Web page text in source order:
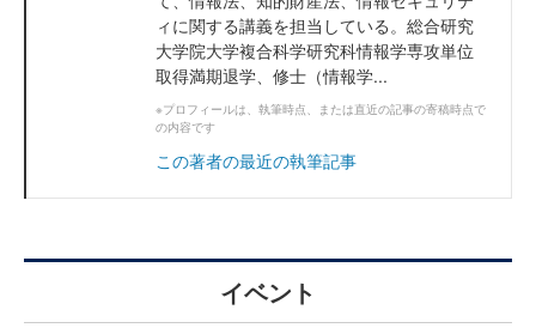
ィに関する講義を担当している。総合研究
大学院大学複合科学研究科情報学専攻単位
取得満期退学、修士（情報学...
※プロフィールは、執筆時点、または直近の記事の寄稿時点で
の内容です
この著者の最近の執筆記事
イベント